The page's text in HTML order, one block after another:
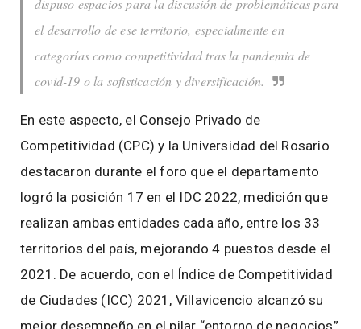
dispuso espacios para la discusión de problemáticas para
el desarrollo de ese territorio, especialmente en
categorías como competitividad tras la pandemia de
covid-19 o la sofisticación y diversificación.
En este aspecto, el Consejo Privado de
Competitividad (CPC) y la Universidad del Rosario
destacaron durante el foro que el departamento
logró la posición 17 en el IDC 2022, medición que
realizan ambas entidades cada año, entre los 33
territorios del país, mejorando 4 puestos desde el
2021. De acuerdo, con el Índice de Competitividad
de Ciudades (ICC) 2021, Villavicencio alcanzó su